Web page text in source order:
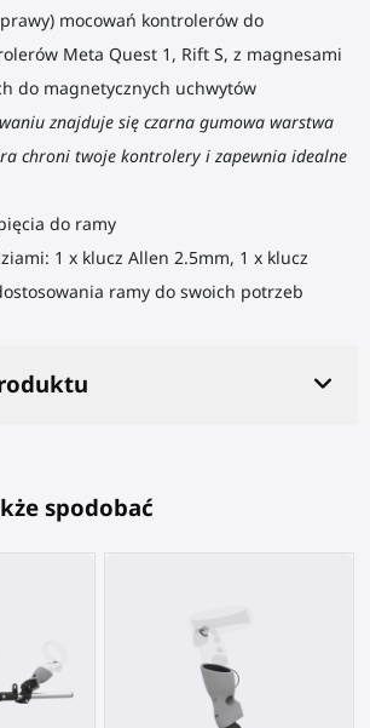
mocowań kontrolerów do
Meta Quest 1, Rift S, z magnesami
do magnetycznych uchwytów
znajduje się czarna gumowa warstwa
chroni twoje kontrolery i zapewnia idealne
do ramy
1 x klucz Allen 2.5mm, 1 x klucz
ramy do swoich potrzeb
spodobać